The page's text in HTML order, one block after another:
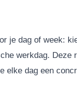
je dag of week:
werkdag. Deze
elke dag een